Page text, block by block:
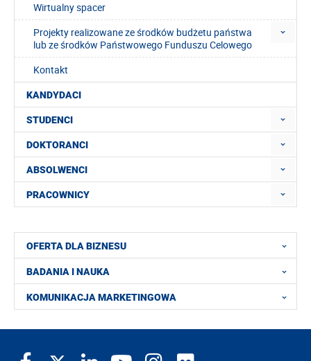
Wirtualny spacer
Projekty realizowane ze środków budżetu państwa
lub ze środków Państwowego Funduszu Celowego
Kontakt
KANDYDACI
STUDENCI
DOKTORANCI
ABSOLWENCI
PRACOWNICY
OFERTA DLA BIZNESU
BADANIA I NAUKA
KOMUNIKACJA MARKETINGOWA